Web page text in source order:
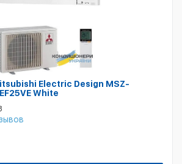
Electric Design MSZ-
White